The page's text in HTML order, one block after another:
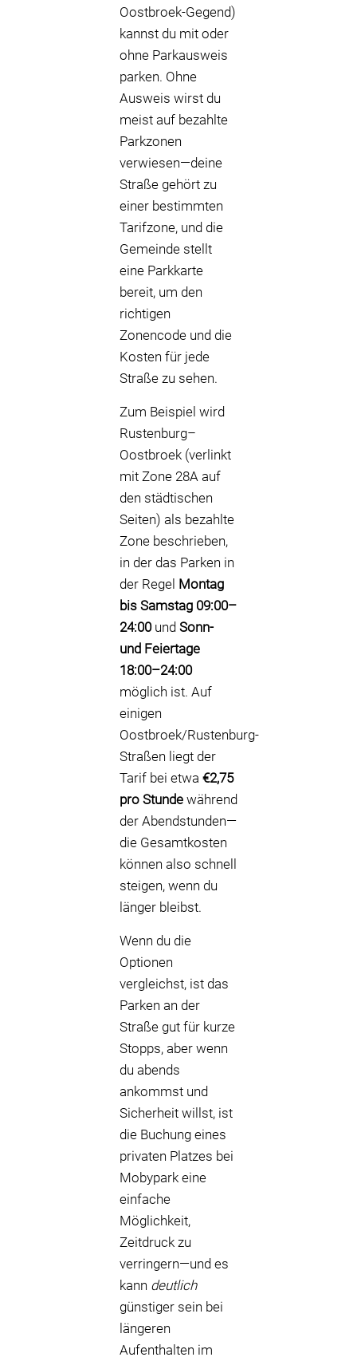
Oostbroek-Gegend)
kannst du mit oder
ohne Parkausweis
parken. Ohne
Ausweis wirst du
meist auf bezahlte
Parkzonen
verwiesen—deine
Straße gehört zu
einer bestimmten
Tarifzone, und die
Gemeinde stellt
eine Parkkarte
bereit, um den
richtigen
Zonencode und die
Kosten für jede
Straße zu sehen.
Zum Beispiel wird
Rustenburg–
Oostbroek (verlinkt
mit Zone 28A auf
den städtischen
Seiten) als bezahlte
Zone beschrieben,
in der das Parken in
der Regel Montag
bis Samstag 09:00–
24:00und Sonn-
und Feiertage
18:00–24:00
möglich ist. Auf
einigen
Oostbroek/Rustenburg-
Straßen liegt der
Tarif bei etwa €2,75
pro Stunde während
der Abendstunden—
die Gesamtkosten
können also schnell
steigen, wenn du
länger bleibst.
Wenn du die
Optionen
vergleichst, ist das
Parken an der
Straße gut für kurze
Stopps, aber wenn
du abends
ankommst und
Sicherheit willst, ist
die Buchung eines
privaten Platzes bei
Mobypark eine
einfache
Möglichkeit,
Zeitdruck zu
verringern—und es
kann deutlich
günstiger sein bei
längeren
Aufenthalten im